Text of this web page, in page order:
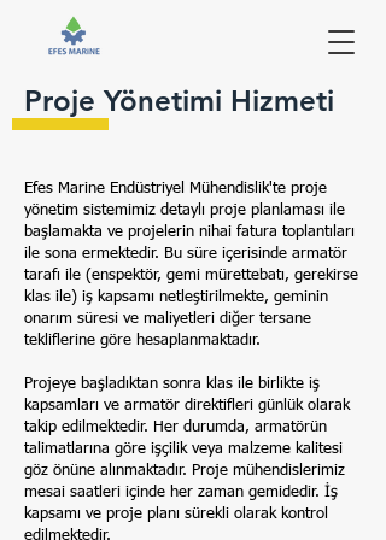
Proje Yönetimi Hizmeti
Efes Marine Endüstriyel Mühendislik'te proje
yönetim sistemimiz detaylı proje planlaması ile
başlamakta ve projelerin nihai fatura toplantıları
ile sona ermektedir. Bu süre içerisinde armatör
tarafı ile (enspektör, gemi mürettebatı, gerekirse
klas ile) iş kapsamı netleştirilmekte, geminin
onarım süresi ve maliyetleri diğer tersane
tekliflerine göre hesaplanmaktadır.
Projeye başladıktan sonra klas ile birlikte iş
kapsamları ve armatör direktifleri günlük olarak
takip edilmektedir. Her durumda, armatörün
talimatlarına göre işçilik veya malzeme kalitesi
göz önüne alınmaktadır. Proje mühendislerimiz
mesai saatleri içinde her zaman gemidedir. İş
kapsamı ve proje planı sürekli olarak kontrol
edilmektedir.